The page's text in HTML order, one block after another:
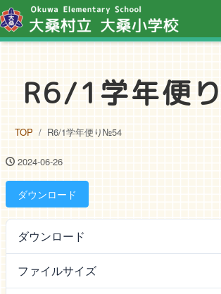
R6/1学年便
TOP R6/1学年便り№54
2024-06-26
ダウンロード
ダウンロード
ファイルサイズ